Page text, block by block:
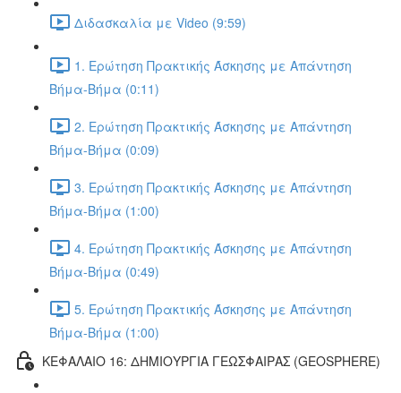
Διδασκαλία με Video (9:59)
1. Ερώτηση Πρακτικής Άσκησης με Απάντηση
Βήμα-Βήμα (0:11)
2. Ερώτηση Πρακτικής Άσκησης με Απάντηση
Βήμα-Βήμα (0:09)
3. Ερώτηση Πρακτικής Άσκησης με Απάντηση
Βήμα-Βήμα (1:00)
4. Ερώτηση Πρακτικής Άσκησης με Απάντηση
Βήμα-Βήμα (0:49)
5. Ερώτηση Πρακτικής Άσκησης με Απάντηση
Βήμα-Βήμα (1:00)
ΚΕΦΑΛΑΙΟ 16: ΔΗΜΙΟΥΡΓΙΑ ΓΕΩΣΦΑΙΡΑΣ (GEOSPHERE)